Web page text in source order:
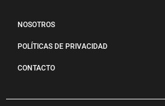
NOSOTROS
POLÍTICAS DE PRIVACIDAD
CONTACTO